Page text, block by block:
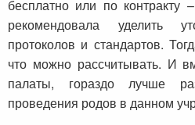
бесплатно или по
рекомендовала уделить
протоколов и стандартов.
что можно рассчитывать. И
палаты, гораздо лучше
проведения родов в данном